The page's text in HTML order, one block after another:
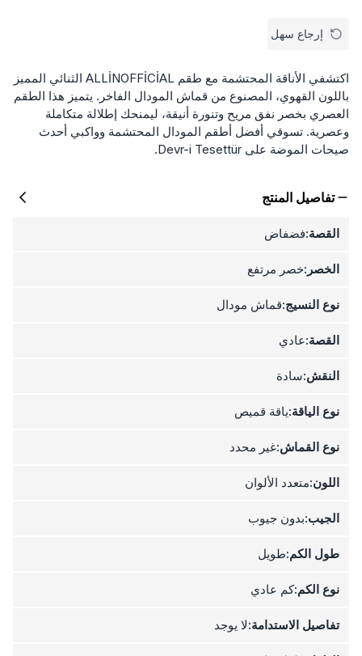
إرجاع سهل
اكتشفي الأناقة المحتشمة مع طقم ALLİNOFFİCİAL الثنائي المميز
باللون القهوي، المصنوع من قماش المودال الفاخر. يتميز هذا الطقم
العصري بخصر نفق مريح وتنورة أنيقة، ليمنحك إطلالة متكاملة
وعصرية. تسوقي أفضل أطقم المودال المحتشمة وواكبي أحدث
صيحات الموضة على Devr-i Tesettür.
تفاصيل المنتج
القصة:فضفاض
الخصر:خصر مرتفع
نوع النسيج:قماش مودال
القصة:عادي
النقش:سادة
نوع الياقة:ياقة قميص
نوع القماش:غير محدد
اللون:متعدد الألوان
الجيب:بدون جيوب
طول الكم:طويل
نوع الكم:كم عادي
تفاصيل الاستدامة:لا يوجد